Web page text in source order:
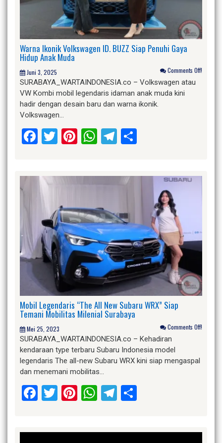
Warna Ikonik Volkswagen ID. BUZZ Siap Penuhi Gaya
Hidup Anak Muda
Juni 3, 2025 Comments Off!
SURABAYA_WARTAINDONESIA.co – Volkswagen atau
VW Kombi mobil legendaris idaman anak muda kini
hadir dengan desain baru dan warna ikonik.
Volkswagen…
Facebook
Twitter
Pinterest
WhatsApp
Telegram
Mobil Legendaris “The All New Subaru WRX” Siap
Temani Mobilitas Milenial Surabaya
Mei 25, 2023 Comments Off!
SURABAYA_WARTAINDONESIA.co – Kehadiran
kendaraan type terbaru Subaru Indonesia model
legendaris The all-new Subaru WRX kini siap mengaspal
dan menemani mobilitas…
Facebook
Twitter
Pinterest
WhatsApp
Telegram